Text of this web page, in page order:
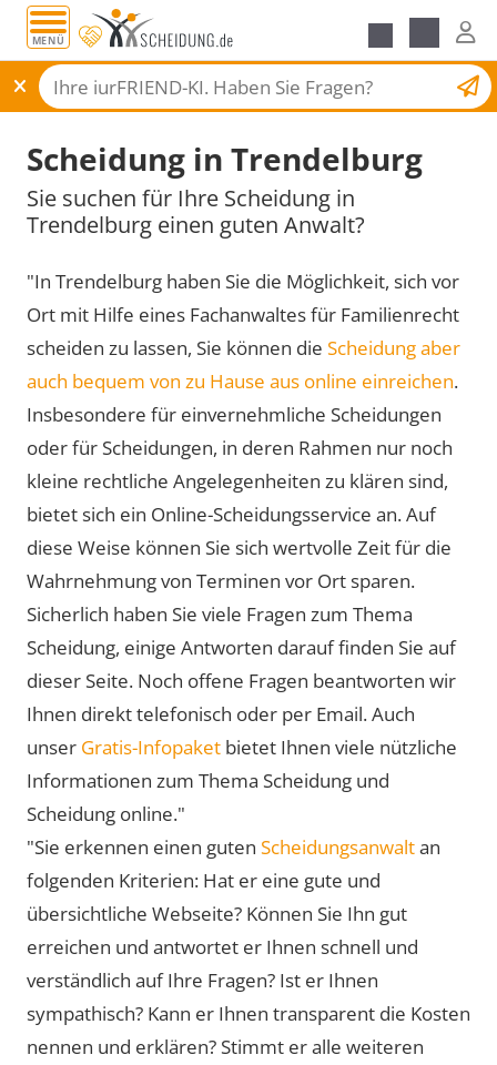
MENÜ
Scheidungsantrag
Scheidung in Trendelburg
Sie suchen für Ihre Scheidung in
Trendelburg einen guten Anwalt?
"In Trendelburg haben Sie die Möglichkeit, sich vor
Ort mit Hilfe eines Fachanwaltes für Familienrecht
scheiden zu lassen, Sie können die Scheidung aber
auch bequem von zu Hause aus online einreichen.
Insbesondere für einvernehmliche Scheidungen
oder für Scheidungen, in deren Rahmen nur noch
kleine rechtliche Angelegenheiten zu klären sind,
bietet sich ein Online-Scheidungsservice an. Auf
diese Weise können Sie sich wertvolle Zeit für die
Wahrnehmung von Terminen vor Ort sparen.
Sicherlich haben Sie viele Fragen zum Thema
Scheidung, einige Antworten darauf finden Sie auf
dieser Seite. Noch offene Fragen beantworten wir
Ihnen direkt telefonisch oder per Email. Auch
unser Gratis-Infopaket bietet Ihnen viele nützliche
Informationen zum Thema Scheidung und
Scheidung online."
"Sie erkennen einen guten Scheidungsanwaltan
folgenden Kriterien: Hat er eine gute und
übersichtliche Webseite? Können Sie Ihn gut
erreichen und antwortet er Ihnen schnell und
verständlich auf Ihre Fragen? Ist er Ihnen
sympathisch? Kann er Ihnen transparent die Kosten
nennen und erklären? Stimmt er alle weiteren